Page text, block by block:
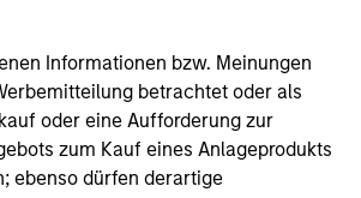
Informationen bzw. Meinungen
betrachtet oder als
oder eine Aufforderung zur
zum Kauf eines Anlageprodukts
ebenso dürfen derartige
purposes only. There is no
mentioned resulted in
(for realized holdings), or will perform
current holdings). The trademarks and
are the property of their respective
on this website has not been